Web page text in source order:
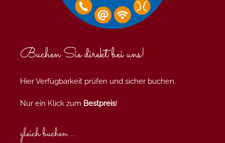
Buchen Sie direkt bei uns!
Hier Verfügbarkeit prüfen und sicher buchen.
Nur ein Klick zum Bestpreis!
gleich buchen ...